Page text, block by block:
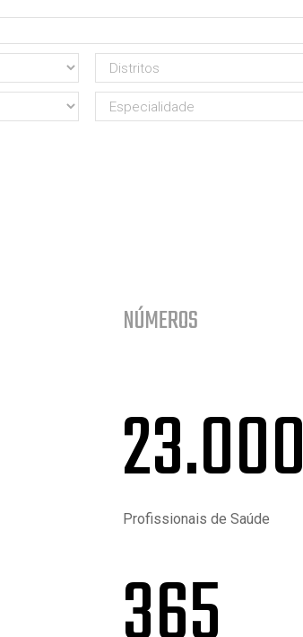
NÚMEROS
23.000
Profissionais de Saúde